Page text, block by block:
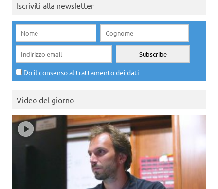
Iscriviti alla newsletter
Do il consenso al trattamento dei dati
Video del giorno